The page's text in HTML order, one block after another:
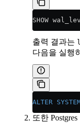
SHOW
출력 결과는
다음을 실행
ALTER
또한